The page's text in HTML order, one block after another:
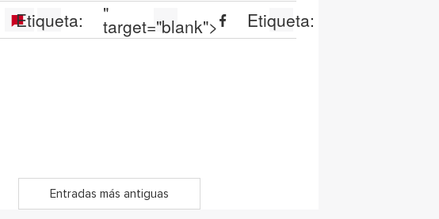
Etiqueta: "
target="blank"> Etiqueta:
Entradas más antiguas